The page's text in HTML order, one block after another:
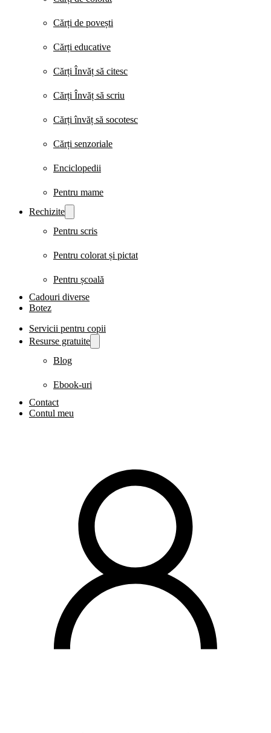
Cărți de povești
Cărți educative
Cărți Învăț să citesc
Cărți Învăț să scriu
Cărți învăț să socotesc
Cărți senzoriale
Enciclopedii
Pentru mame
Rechizite
Pentru scris
Pentru colorat și pictat
Pentru școală
Cadouri diverse
Botez
Servicii pentru copii
Resurse gratuite
Blog
Ebook-uri
Contact
Contul meu